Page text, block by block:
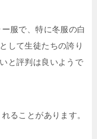
服で、特に冬服の白
して生徒たちの誇り
と評判は良いようで
ることがあります。